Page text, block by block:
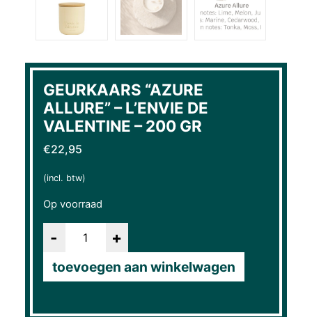
GEURKAARS “AZURE
ALLURE” – L’ENVIE DE
VALENTINE – 200 GR
€22,95
(incl. btw)
Op voorraad
toevoegen aan winkelwagen